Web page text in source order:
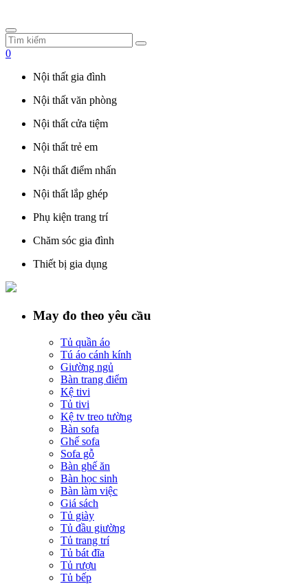
0
Nội thất gia đình
Nội thất văn phòng
Nội thất cửa tiệm
Nội thất trẻ em
Nội thất điểm nhấn
Nội thất lắp ghép
Phụ kiện trang trí
Chăm sóc gia đình
Thiết bị gia dụng
May đo theo yêu cầu
Tủ quần áo
Tú áo cánh kính
Giường ngủ
Bàn trang điểm
Kệ tivi
Tủ tivi
Kệ tv treo tường
Bàn sofa
Ghế sofa
Sofa gỗ
Bàn ghế ăn
Bàn học sinh
Bàn làm việc
Giá sách
Tủ giày
Tủ đầu giường
Tủ trang trí
Tủ bát đĩa
Tủ rượu
Tủ bếp